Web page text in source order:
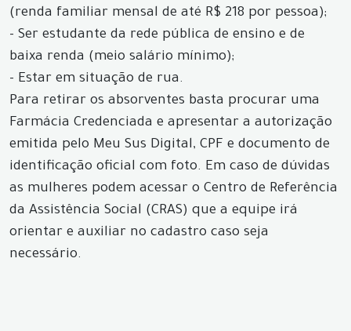
(renda familiar mensal de até R$ 218 por pessoa);
- Ser estudante da rede pública de ensino e de
baixa renda (meio salário mínimo);
- Estar em situação de rua.
Para retirar os absorventes basta procurar uma
Farmácia Credenciada e apresentar a autorização
emitida pelo Meu Sus Digital, CPF e documento de
identificação oficial com foto. Em caso de dúvidas
as mulheres podem acessar o Centro de Referência
da Assistência Social (CRAS) que a equipe irá
orientar e auxiliar no cadastro caso seja
necessário.